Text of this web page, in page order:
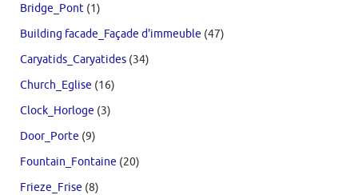
Bridge_Pont (1)
Building facade_Façade d'immeuble (47)
Caryatids_Caryatides (34)
Church_Eglise (16)
Clock_Horloge (3)
Door_Porte (9)
Fountain_Fontaine (20)
Frieze_Frise (8)